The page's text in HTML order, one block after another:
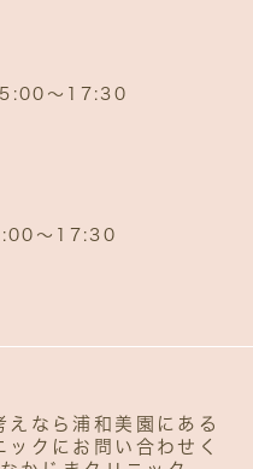
～17:30
〜17:30
えなら浦和美園にある
クにお問い合わせく